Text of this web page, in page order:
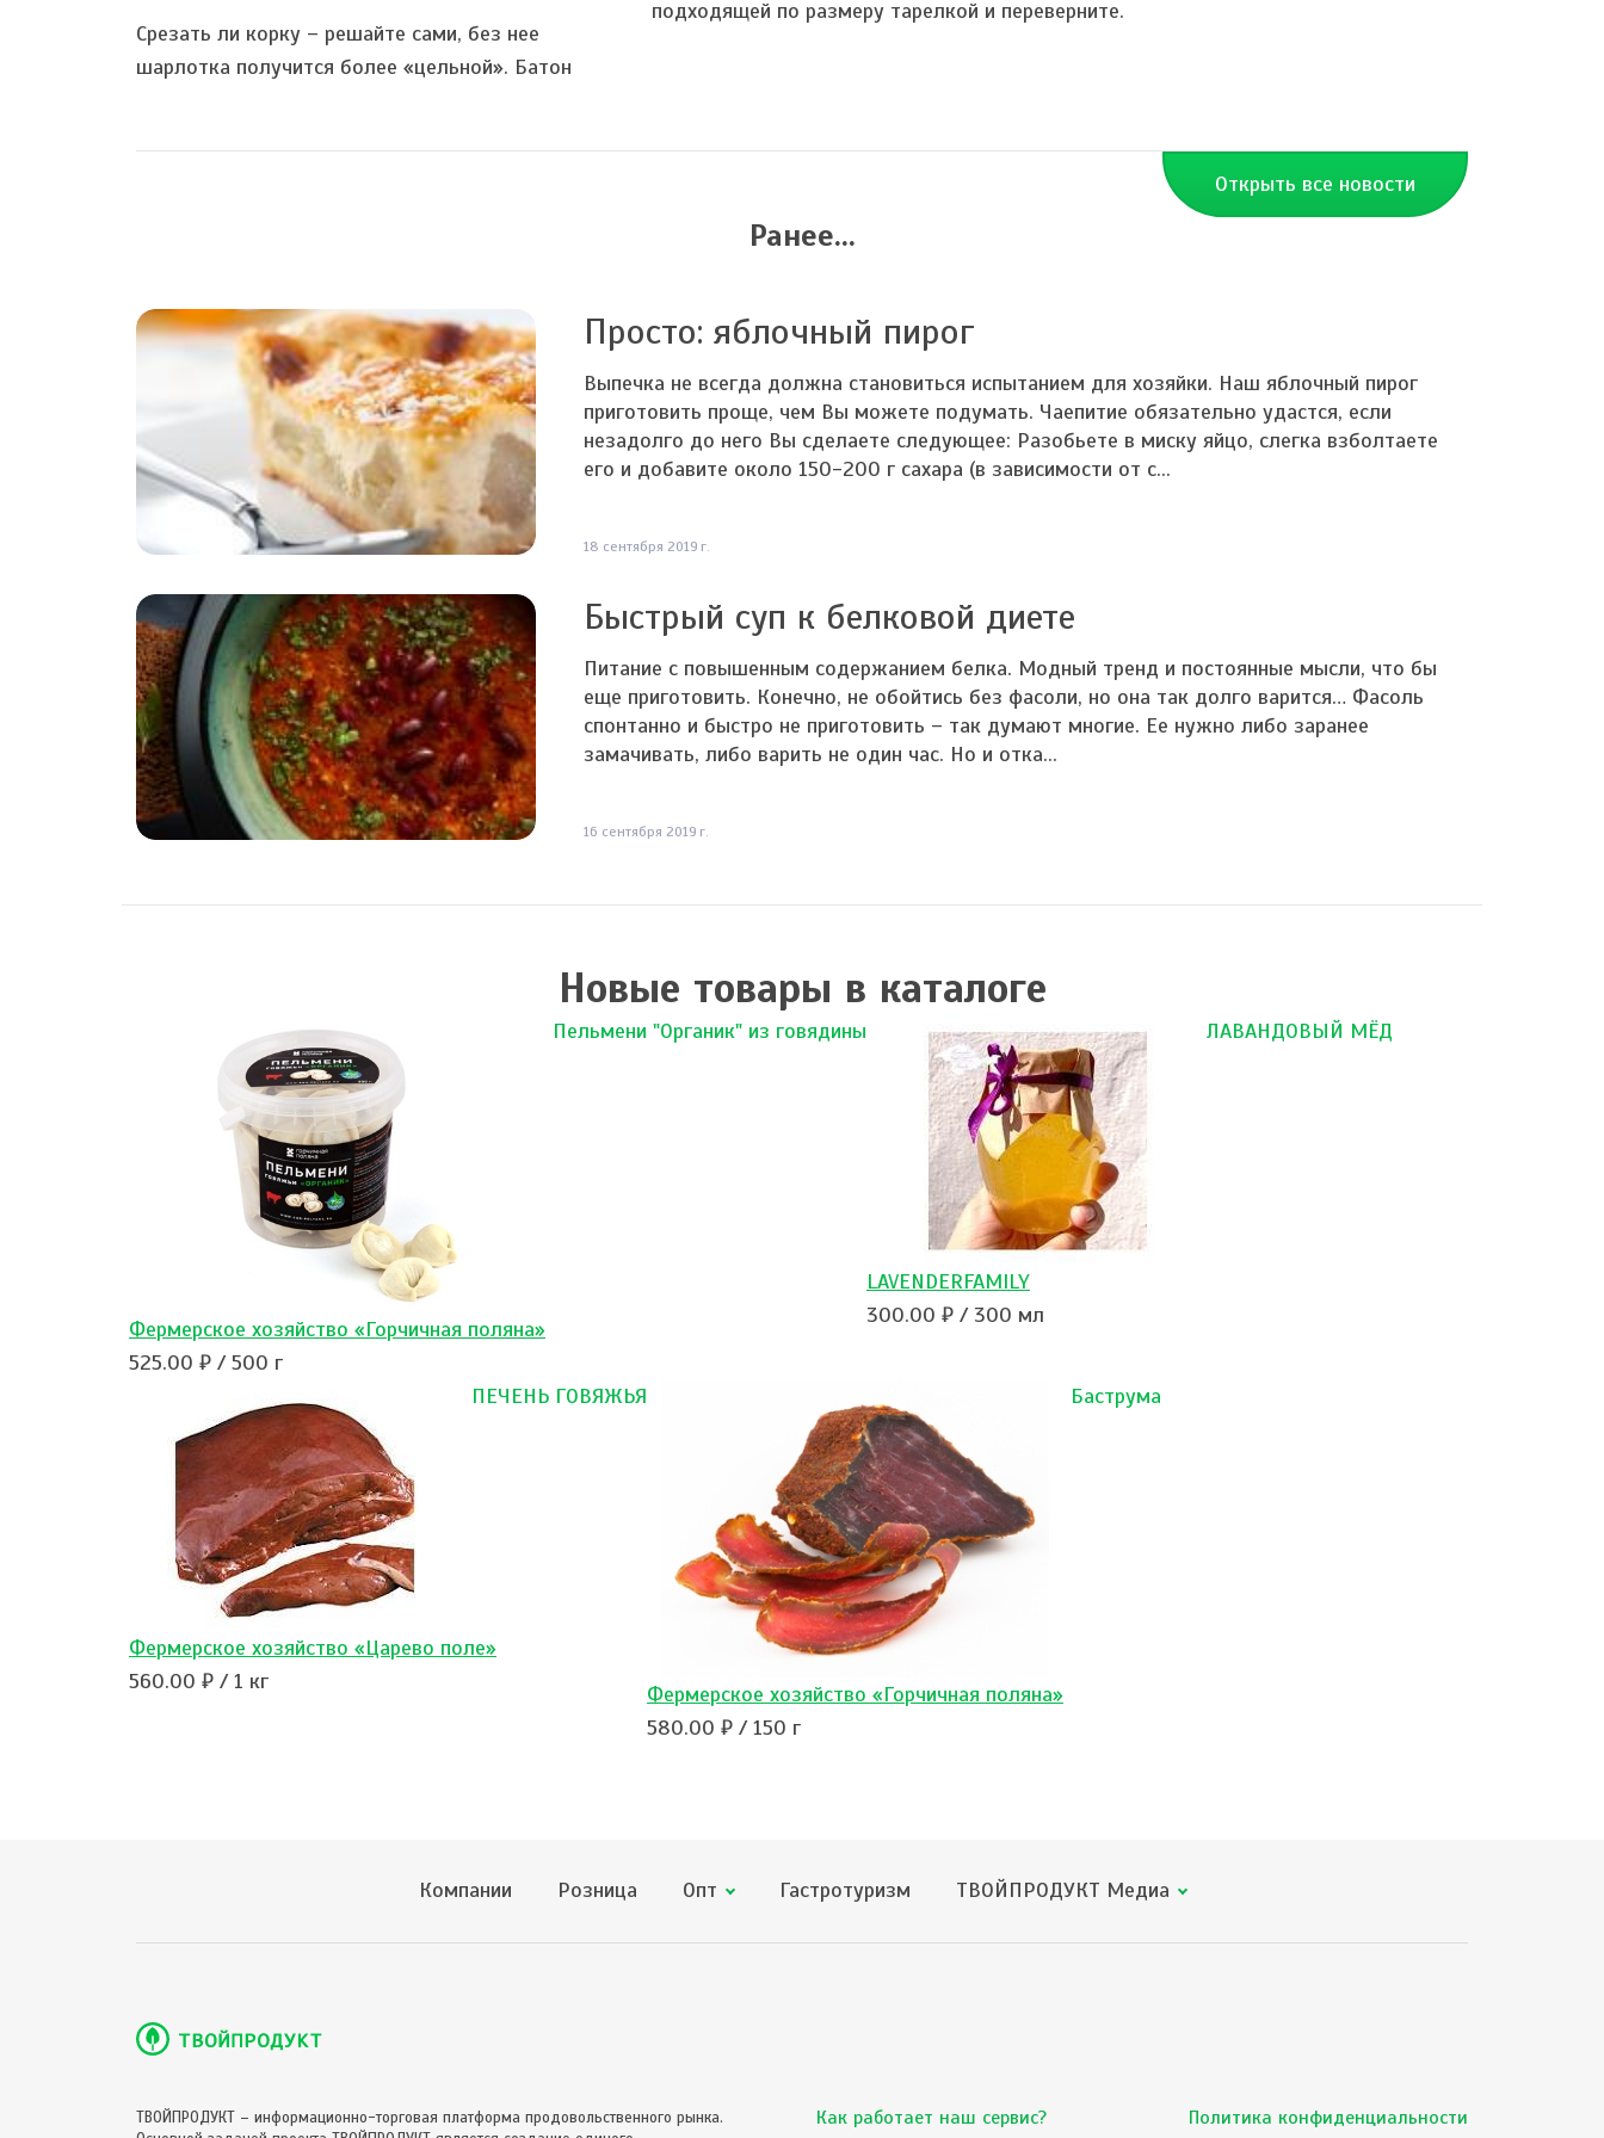
Срезать ли корку – решайте сами, без нее
шарлотка получится более «цельной». Батон
подходящей по размеру тарелкой и переверните.
Открыть все новости
Ранее...
Просто: яблочный пирог
Выпечка не всегда должна становиться испытанием для хозяйки. Наш яблочный пирог
приготовить проще, чем Вы можете подумать. Чаепитие обязательно удастся, если
незадолго до него Вы сделаете следующее: Разобьете в миску яйцо, слегка взболтаете
его и добавите около 150-200 г сахара (в зависимости от с...
18 сентября 2019 г.
Быстрый суп к белковой диете
Питание с повышенным содержанием белка. Модный тренд и постоянные мысли, что бы
еще приготовить. Конечно, не обойтись без фасоли, но она так долго варится… Фасоль
спонтанно и быстро не приготовить – так думают многие. Ее нужно либо заранее
замачивать, либо варить не один час. Но и отка...
16 сентября 2019 г.
Новые товары в каталоге
Пельмени "Органик" из говядины
Фермерское хозяйство «Горчичная поляна»
525.00 ₽ / 500 г
ЛАВАНДОВЫЙ МЁД
LAVENDERFAMILY
300.00 ₽ / 300 мл
ПЕЧЕНЬ ГОВЯЖЬЯ
Фермерское хозяйство «Царево поле»
560.00 ₽ / 1 кг
Баструма
Фермерское хозяйство «Горчичная поляна»
580.00 ₽ / 150 г
Компании Розница Опт Гастротуризм ТВОЙПРОДУКТ Медиа
ТВОЙПРОДУКТ – информационно-торговая платформа продовольственного рынка.
Как работает наш сервис? Политика конфиденциальности